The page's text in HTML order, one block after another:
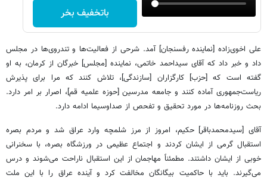
باتخفیف بخر
علی اخوی‌زاده [نماینده رفسنجان] آمد. شرحی از فعالیت‌ها و تندروی‌ها در مجلس
داد و خبر داد که آقای سیداحمد خاتمی، نماینده [مجلس] خبرگان از کرمان، به او
گفته است که [حزب] کارگزاران [سازندگی]، تلاش‌ کنند که مرا برای پذیرش
ریاست‌جمهوری آماده کنند و جامعه مدرسین [حوزه علمیه قم]، اصرار بر امر دارد.
بحث روزنامه‌ها در مورد تحقیق و تفحص از صداوسیما ادامه دارد.
آقای [سیدمحمدباقر] حکیم، امروز از مرز شلمچه وارد عراق شد و مردم بصره
استقبال گرمی از ایشان کردند و اجتماع عظیمی در ورزشگاه بصره، با سخنرانی
خوبی از ایشان داشتند. مطمئناً مهاجمان از این استقبال ناراحت می‌شوند و درس
می‌گیرند. باید با حاکمیت بیگانگان مخالفت کرد و آینده عراق را با این ملت